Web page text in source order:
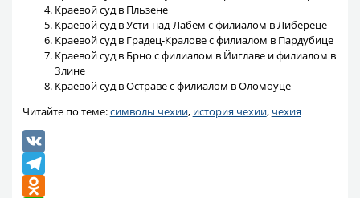
Краевой суд в Пльзене
Краевой суд в Усти-над-Лабем с филиалом в Либереце
Краевой суд в Градец-Кралове с филиалом в Пардубице
Краевой суд в Брно с филиалом в Йиглаве и филиалом в
Злине
Краевой суд в Остраве с филиалом в Оломоуце
Читайте по теме:символы чехии, история чехии, чехия
VK
Telegram